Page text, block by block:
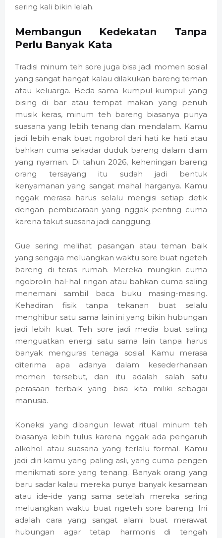
sering kali bikin lelah.
Membangun Kedekatan Tanpa
Perlu Banyak Kata
Tradisi minum teh sore juga bisa jadi momen sosial
yang sangat hangat kalau dilakukan bareng teman
atau keluarga. Beda sama kumpul-kumpul yang
bising di bar atau tempat makan yang penuh
musik keras, minum teh bareng biasanya punya
suasana yang lebih tenang dan mendalam. Kamu
jadi lebih enak buat ngobrol dari hati ke hati atau
bahkan cuma sekadar duduk bareng dalam diam
yang nyaman. Di tahun 2026, keheningan bareng
orang tersayang itu sudah jadi bentuk
kenyamanan yang sangat mahal harganya. Kamu
nggak merasa harus selalu mengisi setiap detik
dengan pembicaraan yang nggak penting cuma
karena takut suasana jadi canggung.
Gue sering melihat pasangan atau teman baik
yang sengaja meluangkan waktu sore buat ngeteh
bareng di teras rumah. Mereka mungkin cuma
ngobrolin hal-hal ringan atau bahkan cuma saling
menemani sambil baca buku masing-masing.
Kehadiran fisik tanpa tekanan buat selalu
menghibur satu sama lain ini yang bikin hubungan
jadi lebih kuat. Teh sore jadi media buat saling
menguatkan energi satu sama lain tanpa harus
banyak menguras tenaga sosial. Kamu merasa
diterima apa adanya dalam kesederhanaan
momen tersebut, dan itu adalah salah satu
perasaan terbaik yang bisa kita miliki sebagai
manusia.
Koneksi yang dibangun lewat ritual minum teh
biasanya lebih tulus karena nggak ada pengaruh
alkohol atau suasana yang terlalu formal. Kamu
jadi diri kamu yang paling asli, yang cuma pengen
menikmati sore yang tenang. Banyak orang yang
baru sadar kalau mereka punya banyak kesamaan
atau ide-ide yang sama setelah mereka sering
meluangkan waktu buat ngeteh sore bareng. Ini
adalah cara yang sangat alami buat merawat
hubungan agar tetap harmonis di tengah